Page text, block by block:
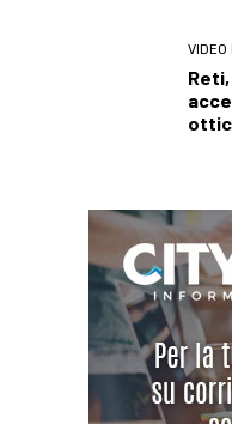
VIDEO